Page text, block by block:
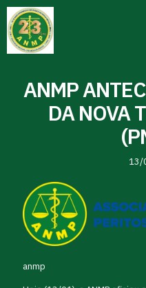
ANMP
DA NOVA
13/
anmp